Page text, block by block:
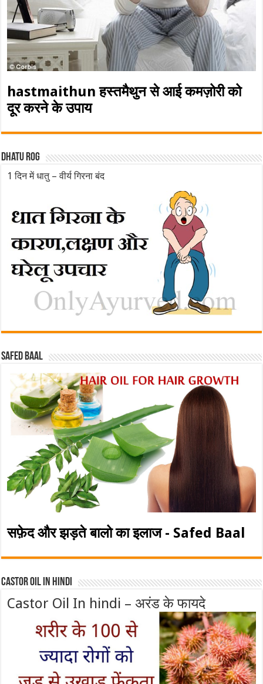
hastmaithun हस्तमैथुन से आई कमज़ोरी को
दूर करने के उपाय
Dhatu rog
1 दिन में धातु – वीर्य गिरना बंद
Safed baal
सफ़ेद और झड़ते बालो का इलाज - Safed Baal
Castor Oil In Hindi
Castor Oil In hindi – अरंड के फायदे